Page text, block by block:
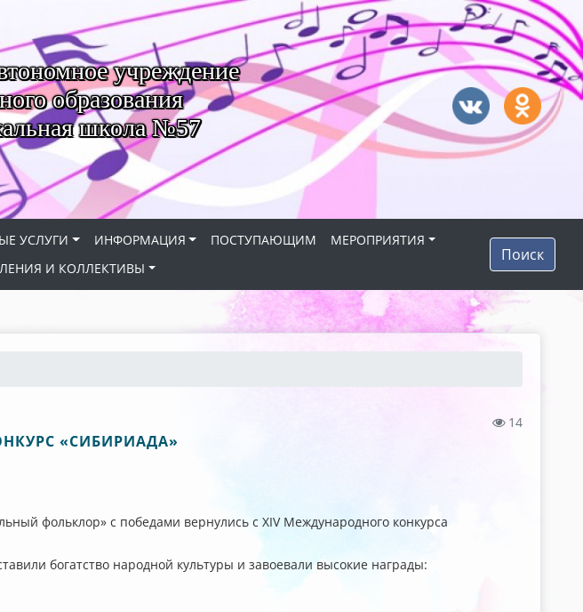
учреждение
образования
школа №57
УСЛУГИ ИНФОРМАЦИЯ ПОСТУПАЮЩИМ
МЕРОПРИЯТИЯ
И КОЛЛЕКТИВЫ
Поиск
14
«СИБИРИАДА»
фольклор» с победами вернулись с XIV Международного конкурса
богатство народной культуры и завоевали высокие награды: